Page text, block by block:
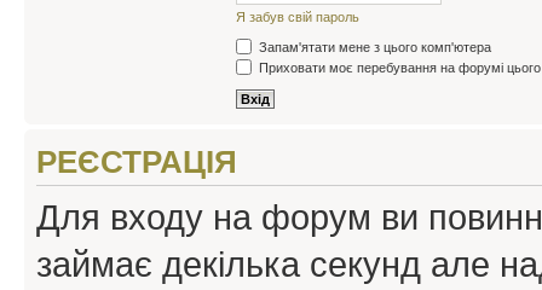
Я забув свій пароль
Запам'ятати мене з цього комп'ютера
Приховати моє перебування на форумі
РЕЄСТРАЦІЯ
Для входу на форум ви
займає декілька секунд але